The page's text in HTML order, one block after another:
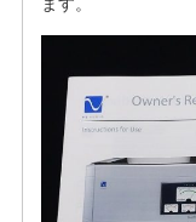
ます。